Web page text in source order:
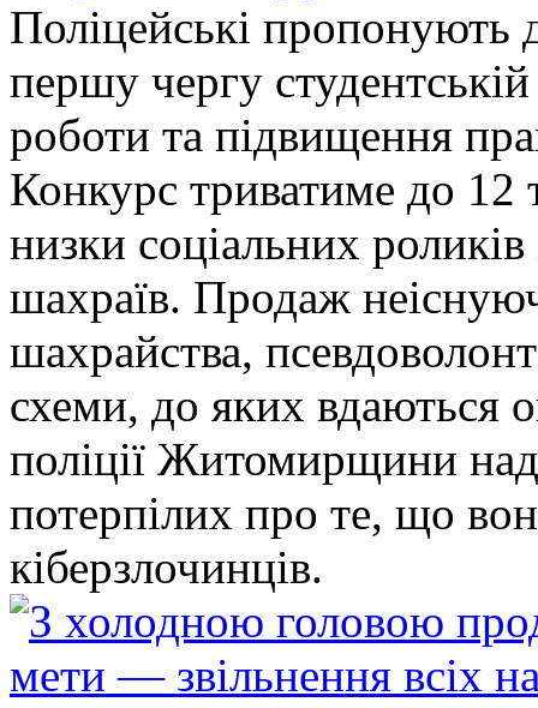
Поліцейські пропонують
першу чергу
роботи та підвищення
Конкурс триватиме до 12
низки соціальних
шахраїв. Продаж
шахрайства,
схеми, до яких
поліції Житомирщини
потерпілих про те, що
кіберзлочинців.